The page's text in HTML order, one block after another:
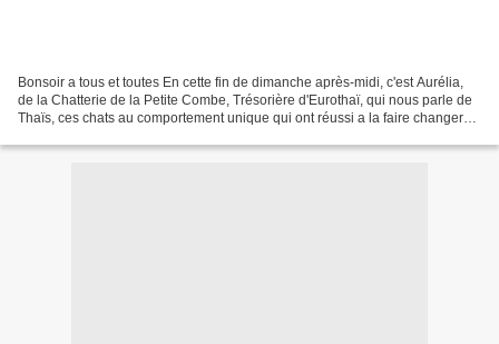
Bonsoir a tous et toutes En cette fin de dimanche après-midi, c'est Aurélia,
de la Chatterie de la Petite Combe, Trésorière d'Eurothaï, qui nous parle de
Thaïs, ces chats au comportement unique qui ont réussi a la faire changer